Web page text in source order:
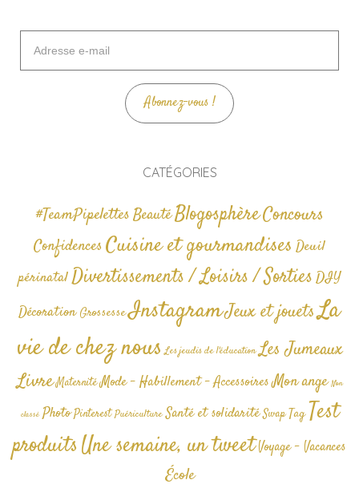
mail
Abonnez-vous !
CATÉGORIES
#TeamPipelettesBeautéBlogosphèreConcours
Confidences Cuisine et gourmandises Deuil
périnatalDivertissements / Loisirs / SortiesDIY
Décoration GrossesseInstagramJeux et jouetsLa
vie de chez nous Les jeudis de l'éducation Les Jumeaux
Livre Maternité Mode - Habillement - AccessoiresMon ange Non
classé Photo Pinterest Puériculture Santé et solidarité Swap TagTest
produitsUne semaine, un tweetVoyage - Vacances
École